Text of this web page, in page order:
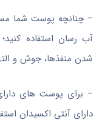
– چنانچه پوست شما
آب رسان استفاده
شدن منفذها، جوش و
– برای پوست های
دارای آنتی اکسیدان